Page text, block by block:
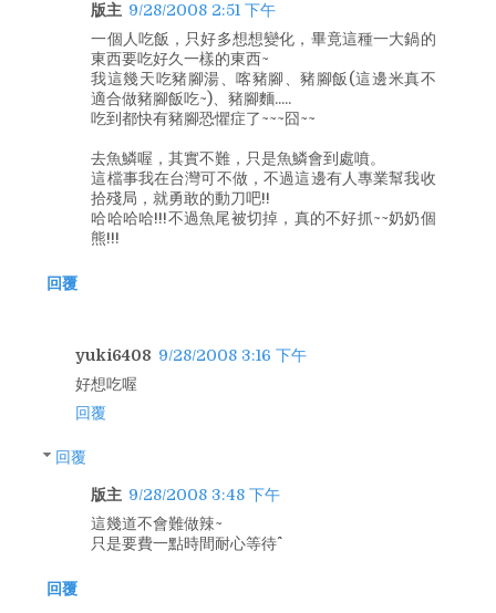
版主 9/28/2008 2:51 下午
一個人吃飯，只好多想想變化，畢竟這種一大鍋的
東西要吃好久一樣的東西~
我這幾天吃豬腳湯、喀豬腳、豬腳飯(這邊米真不
適合做豬腳飯吃~)、豬腳麵.....
吃到都快有豬腳恐懼症了~~~囧~~
去魚鱗喔，其實不難，只是魚鱗會到處噴。
這檔事我在台灣可不做，不過這邊有人專業幫我收
拾殘局，就勇敢的動刀吧!!
哈哈哈哈!!!不過魚尾被切掉，真的不好抓~~奶奶個
熊!!!
回覆
yuki6408 9/28/2008 3:16 下午
好想吃喔
回覆
回覆
版主 9/28/2008 3:48 下午
這幾道不會難做辣~
只是要費一點時間耐心等待^^
回覆